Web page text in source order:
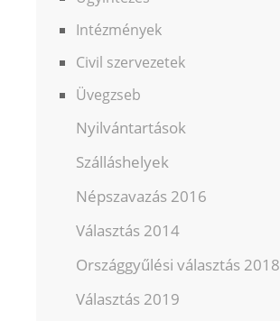
Intézmények
Civil szervezetek
Üvegzseb
Nyilvántartások
Szálláshelyek
Népszavazás 2016
Választás 2014
Országgyűlési választás 2018
Választás 2019